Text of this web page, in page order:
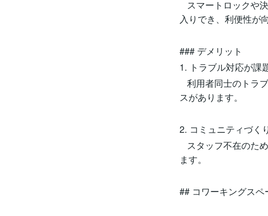
スマートロックや
入りでき、利便性が
### デメリット
1. トラブル対応が課
利用者同士のトラ
スがあります。
2. コミュニティづく
スタッフ不在のた
ます。
## コワーキングスペ